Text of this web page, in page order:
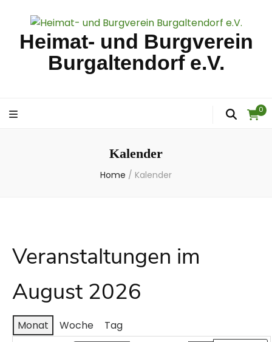
Heimat- und Burgverein
Burgaltendorf e.V.
0
Kalender
Home / Kalender
Veranstaltungen im
August 2026
Monat Woche
Tag